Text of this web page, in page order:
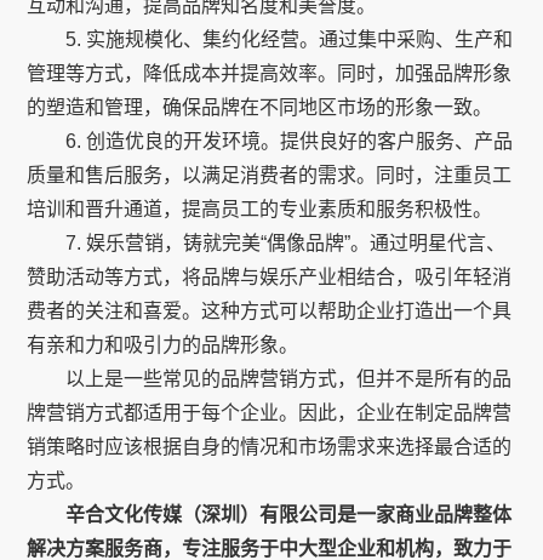
互动和沟通，提高品牌知名度和美誉度。
5. 实施规模化、集约化经营。通过集中采购、生产和
管理等方式，降低成本并提高效率。同时，加强品牌形象
的塑造和管理，确保品牌在不同地区市场的形象一致。
6. 创造优良的开发环境。提供良好的客户服务、产品
质量和售后服务，以满足消费者的需求。同时，注重员工
培训和晋升通道，提高员工的专业素质和服务积极性。
7. 娱乐营销，铸就完美“偶像品牌”。通过明星代言、
赞助活动等方式，将品牌与娱乐产业相结合，吸引年轻消
费者的关注和喜爱。这种方式可以帮助企业打造出一个具
有亲和力和吸引力的品牌形象。
以上是一些常见的品牌营销方式，但并不是所有的品
牌营销方式都适用于每个企业。因此，企业在制定品牌营
销策略时应该根据自身的情况和市场需求来选择最合适的
方式。
辛合文化传媒（深圳）有限公司是一家商业品牌整体
解决方案服务商，专注服务于中大型企业和机构，致力于